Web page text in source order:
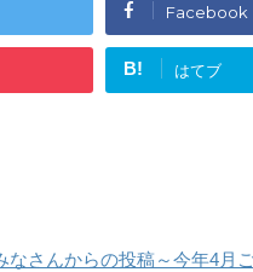
Facebook
B! はてブ
なさんからの投稿～今年4